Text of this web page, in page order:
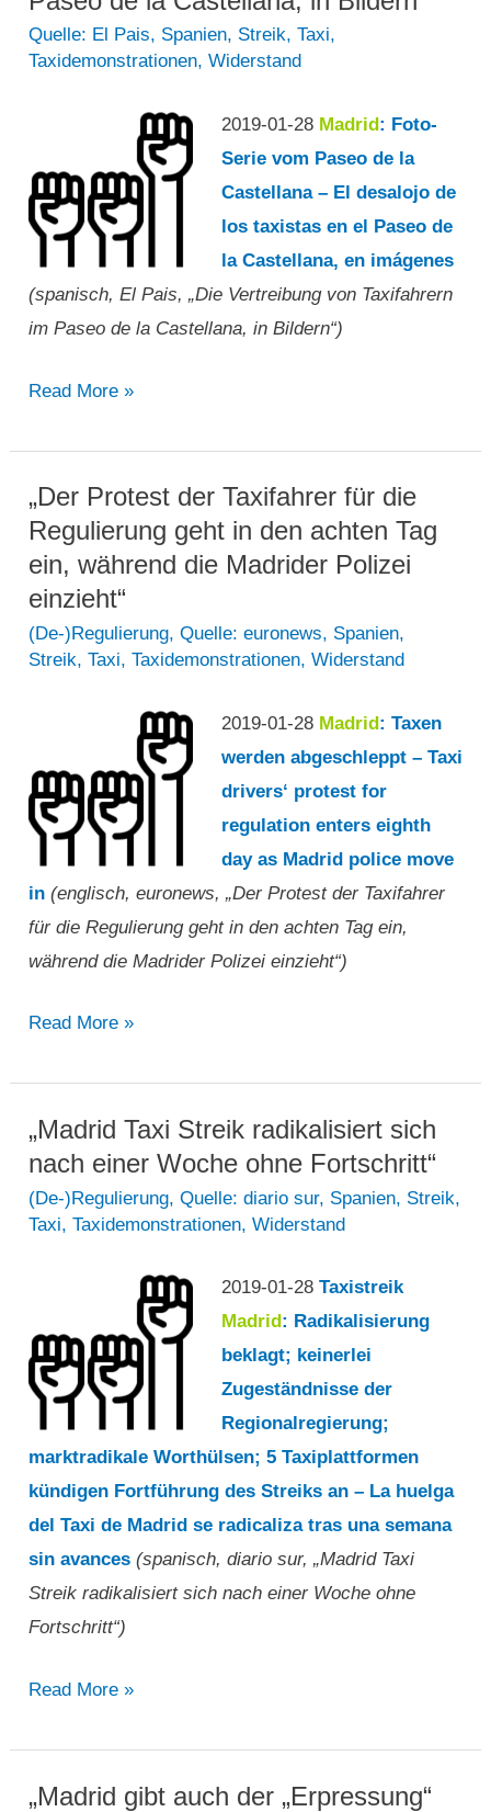
Quelle: El Pais, Spanien, Streik,Taxi,
Taxidemonstrationen,Widerstand
2019-01-28 Madrid: Foto-
Serie vom Paseo de la
Castellana – El desalojo de
los taxistas en el Paseo de
la Castellana, en imágenes
(spanisch, El Pais, „Die Vertreibung von Taxifahrern
im Paseo de la Castellana, in Bildern“)
„Die
von
Taxifahrern
im
Paseo
de
la
Castellana,
Read More »
„Der Protest der Taxifahrer für die
Regulierung geht in den achten Tag
ein, während die Madrider Polizei
einzieht“
(De-)Regulierung,Quelle: euronews, Spanien,
Streik,Taxi,Taxidemonstrationen,Widerstand
2019-01-28 Madrid: Taxen
werden abgeschleppt – Taxi
drivers‘ protest for
regulation enters eighth
day as Madrid police move
in (englisch, euronews, „Der Protest der Taxifahrer
für die Regulierung geht in den achten Tag ein,
während die Madrider Polizei einzieht“)
„Der
der
Taxifahrer
für
die
Regulierung
achten
Tag
ein,
während
die
Madrider
Polizei
einzieht“
Read More »
„Madrid Taxi Streik radikalisiert sich
nach einer Woche ohne Fortschritt“
(De-)Regulierung,Quelle: diario sur, Spanien, Streik,
Taxi,Taxidemonstrationen,Widerstand
2019-01-28 Taxistreik
Madrid : Radikalisierung
beklagt; keinerlei
Zugeständnisse der
Regionalregierung;
marktradikale Worthülsen; 5 Taxiplattformen
kündigen Fortführung des Streiks an – La huelga
del Taxi de Madrid se radicaliza tras una semana
sin avances (spanisch, diario sur, „Madrid Taxi
Streik radikalisiert sich nach einer Woche ohne
Fortschritt“)
„Madrid
Streik
radikalisiert
Read More »
„Madrid gibt auch der „Erpressung“